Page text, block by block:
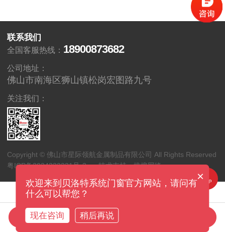
联系我们
全国客服热线： 18900873682
公司地址：
佛山市南海区狮山镇松岗宏图路九号
关注我们：
Copyright © 佛山市星际领航金属制品有限公司 All Rights Reserved
粤ICP备2024332231号-3
技术支持：推搜网络
×
欢迎来到贝洛特系统门窗官方网站，请问有
什么可以帮您？
现在咨询 稍后再说
在线咨询